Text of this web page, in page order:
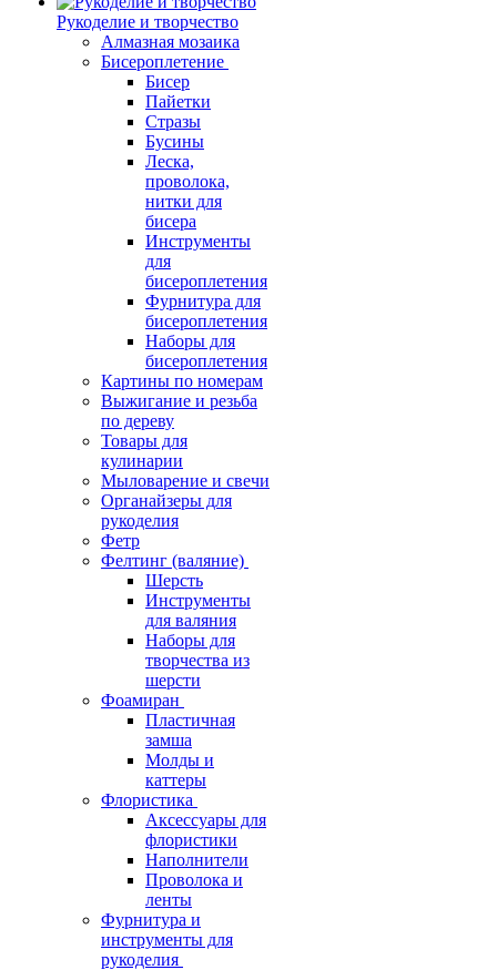
Рукоделие и творчество
Алмазная мозаика
Бисероплетение
Бисер
Пайетки
Стразы
Бусины
Леска,
проволока,
нитки для
бисера
Инструменты
для
бисероплетения
Фурнитура для
бисероплетения
Наборы для
бисероплетения
Картины по номерам
Выжигание и резьба
по дереву
Товары для
кулинарии
Мыловарение и свечи
Органайзеры для
рукоделия
Фетр
Фелтинг (валяние)
Шерсть
Инструменты
для валяния
Наборы для
творчества из
шерсти
Фоамиран
Пластичная
замша
Молды и
каттеры
Флористика
Аксессуары для
флористики
Наполнители
Проволока и
ленты
Фурнитура и
инструменты для
рукоделия